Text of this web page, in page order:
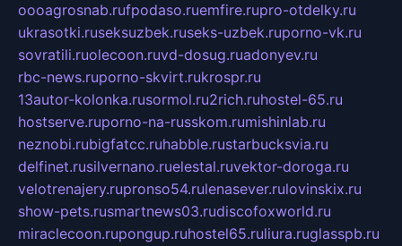
oooagrosnab.rufpodaso.ruemfire.rupro-otdelky.ru
ukrasotki.ruseksuzbek.ruseks-uzbek.ruporno-vk.ru
sovratili.ruolecoon.ruvd-dosug.ruadonyev.ru
rbc-news.ruporno-skvirt.rukrospr.ru
13autor-kolonka.rusormol.ru2rich.ruhostel-65.ru
hostserve.ruporno-na-russkom.rumishinlab.ru
neznobi.rubigfatcc.ruhabble.rustarbucksvia.ru
delfinet.rusilvernano.ruelestal.ruvektor-doroga.ru
velotrenajery.rupronso54.rulenasever.rulovinskix.ru
show-pets.rusmartnews03.rudiscofoxworld.ru
miraclecoon.rupongup.ruhostel65.ruliura.ruglasspb.ru